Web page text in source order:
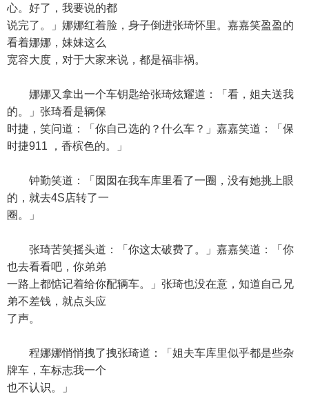
心。好了，我要说的都
说完了。」娜娜红着脸，身子倒进张琦怀里。嘉嘉笑盈盈的
看着娜娜，妹妹这么
宽容大度，对于大家来说，都是福非祸。
娜娜又拿出一个车钥匙给张琦炫耀道：「看，姐夫送我
的。」张琦看是辆保
时捷，笑问道：「你自己选的？什么车？」嘉嘉笑道：「保
时捷911 ，香槟色的。」
钟勤笑道：「囡囡在我车库里看了一圈，没有她挑上眼
的，就去4S店转了一
圈。」
张琦苦笑摇头道：「你这太破费了。」嘉嘉笑道：「你
也去看看吧，你弟弟
一路上都惦记着给你配辆车。」张琦也没在意，知道自己兄
弟不差钱，就点头应
了声。
程娜娜悄悄拽了拽张琦道：「姐夫车库里似乎都是些杂
牌车，车标志我一个
也不认识。」